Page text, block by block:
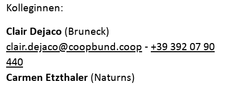
Kolleginnen:
Clair Dejaco (Bruneck)
clair.dejaco@coopbund.coop - +39 392 07 90
440
Carmen Etzthaler (Naturns)